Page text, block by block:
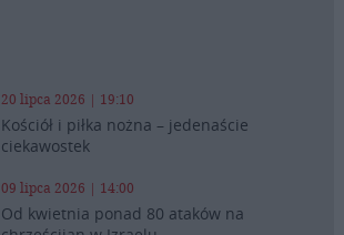
20 lipca 2026 | 19:10
Kościół i piłka nożna – jedenaście
ciekawostek
09 lipca 2026 | 14:00
Od kwietnia ponad 80 ataków na